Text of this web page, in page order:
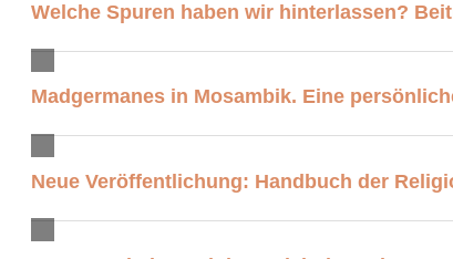
Welche Spuren haben wir hinterlassen?
Madgermanes in Mosambik. Eine
Neue Veröffentlichung: Handbuch der